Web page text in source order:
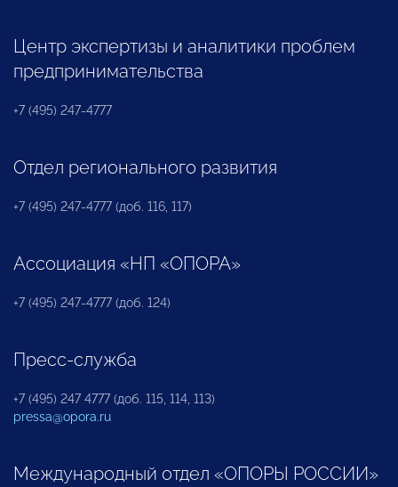
Центр экспертизы и аналитики проблем
предпринимательства
+7 (495) 247-4777
Отдел регионального развития
+7 (495) 247-4777 (доб. 116, 117)
Ассоциация «НП «ОПОРА»
+7 (495) 247-4777 (доб. 124)
Пресс-служба
+7 (495) 247 4777 (доб. 115, 114, 113)
pressa@opora.ru
Международный отдел «ОПОРЫ РОССИИ»